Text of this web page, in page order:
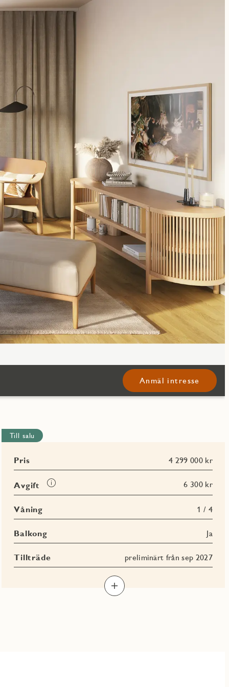
Anmäl intresse
Till salu
Pris 4 299 000 kr
Avgift
Läs
mer
6 300 kr
Våning 1 / 4
Balkong Ja
Tillträde preliminärt från sep 2027